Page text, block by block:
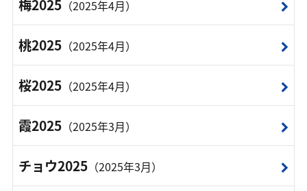
梅2025（2025年4月）
桃2025（2025年4月）
桜2025（2025年4月）
霞2025（2025年3月）
チョウ2025（2025年3月）